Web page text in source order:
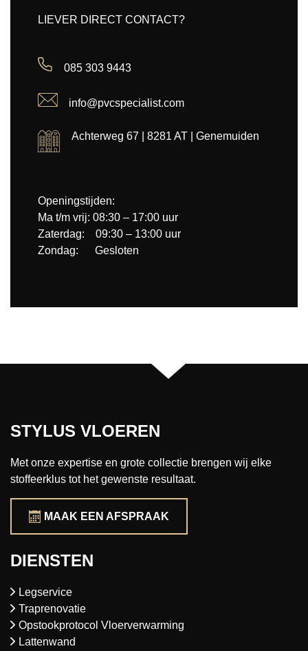
LIEVER DIRECT CONTACT?
085 303 9443
info@pvcspecialist.com
Achterweg 67 | 8281 AT | Genemuiden
Openingstijden:
Ma t/m vrij: 08:30 – 17:00 uur
Zaterdag: 09:30 – 13:00 uur
Zondag: Gesloten
STYLUS VLOEREN
Met onze expertise en grote collectie brengen wij elke
stoffeerklus tot het gewenste resultaat.
MAAK EEN AFSPRAAK
DIENSTEN
Legservice
Traprenovatie
Opstookprotocol Vloerverwarming
Lattenwand